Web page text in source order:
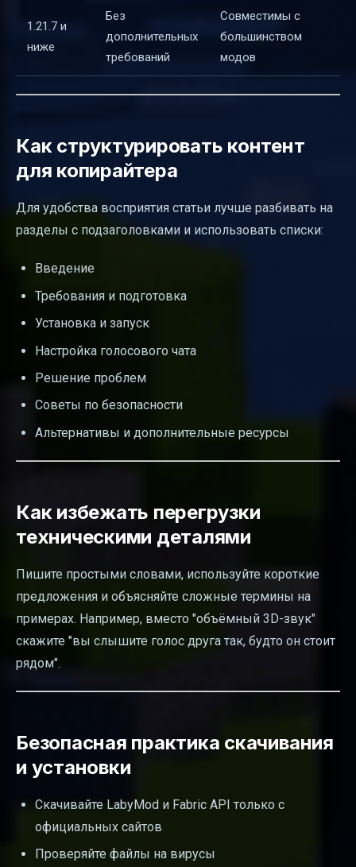
1.21.7 и
ниже
Без
дополнительных
требований
Совместимы с
большинством
модов
Как структурировать контент
для копирайтера
Для удобства восприятия статьи лучше разбивать на
разделы с подзаголовками и использовать списки:
Введение
Требования и подготовка
Установка и запуск
Настройка голосового чата
Решение проблем
Советы по безопасности
Альтернативы и дополнительные ресурсы
Как избежать перегрузки
техническими деталями
Пишите простыми словами, используйте короткие
предложения и объясняйте сложные термины на
примерах. Например, вместо "объёмный 3D-звук"
скажите "вы слышите голос друга так, будто он стоит
рядом".
Безопасная практика скачивания
и установки
Скачивайте LabyMod и Fabric API только с
официальных сайтов
Проверяйте файлы на вирусы